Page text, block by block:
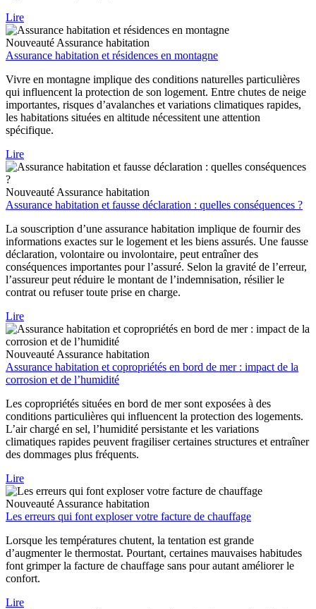
Lire
Nouveauté Assurance habitation
Assurance habitation et résidences en montagne
Vivre en montagne implique des conditions naturelles particulières
qui influencent la protection de son logement. Entre chutes de neige
importantes, risques d’avalanches et variations climatiques rapides,
les habitations situées en altitude nécessitent une attention
spécifique.
Lire
Nouveauté Assurance habitation
Assurance habitation et fausse déclaration : quelles conséquences ?
La souscription d’une assurance habitation implique de fournir des
informations exactes sur le logement et les biens assurés. Une fausse
déclaration, volontaire ou involontaire, peut entraîner des
conséquences importantes pour l’assuré. Selon la gravité de l’erreur,
l’assureur peut réduire le montant de l’indemnisation, résilier le
contrat ou refuser toute prise en charge.
Lire
Nouveauté Assurance habitation
Assurance habitation et copropriétés en bord de mer : impact de la
corrosion et de l’humidité
Les copropriétés situées en bord de mer sont exposées à des
conditions particulières qui influencent la protection des logements.
L’air chargé en sel, l’humidité persistante et les variations
climatiques rapides peuvent fragiliser certaines structures et entraîner
des dommages plus fréquents.
Lire
Nouveauté Assurance habitation
Les erreurs qui font exploser votre facture de chauffage
Lorsque les températures chutent, la tentation est grande
d’augmenter le thermostat. Pourtant, certaines mauvaises habitudes
font grimper la facture de chauffage sans pour autant améliorer le
confort.
Lire